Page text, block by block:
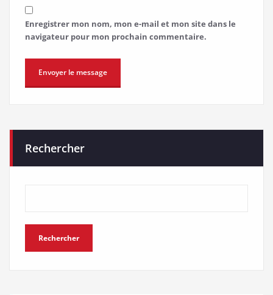
Enregistrer mon nom, mon e-mail et mon site dans le
navigateur pour mon prochain commentaire.
Rechercher
Rechercher